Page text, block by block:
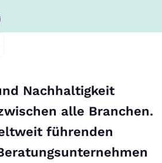
Nachhaltigkeit
alle Branchen.
führenden